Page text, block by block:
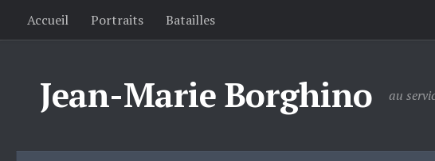
Skip to content
Accueil Portraits Batailles
Jean-Marie Borghino au